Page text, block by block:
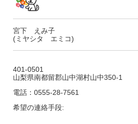
宮下 えみ子
(ミヤシタ エミコ)
401-0501
山梨県南都留郡山中湖村山中350-1
電話：0555-28-7561
希望の連絡手段: